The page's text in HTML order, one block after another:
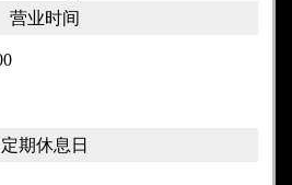
营业时间
定期休息日